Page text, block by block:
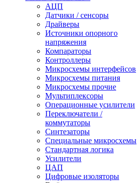
АЦП
Датчики / сенсоры
Драйверы
Источники опорного
напряжения
Компараторы
Контроллеры
Микросхемы интерфейсов
Микросхемы питания
Микросхемы прочие
Мультиплексоры
Операционные усилители
Переключатели /
коммутаторы
Синтезаторы
Специальные микросхемы
Стандартная логика
Усилители
ЦАП
Цифровые изоляторы